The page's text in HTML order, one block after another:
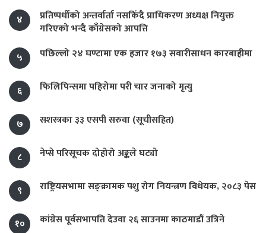
४
प्रतिष्पर्धीको अन्तर्वार्ता नसकिँदै प्राधिकरण अध्यक्ष नियुक्त
गरिएको भन्दै काँग्रेसको आपत्ति
५
पछिल्लो २४ घण्टामा एक हजार १७३ सवारीसाधन कारबाहीमा
६ फिलिपिन्समा पहिरोमा परी चार जनाको मृत्यु
७ सशस्त्रका ३३ एसपी सरुवा (सूचीसहित)
८ नेप्से परिसूचक दोहोरो अङ्कले घट्यो
९ राष्ट्रियसभामा सङ्क्रामक पशु रोग नियन्त्रण विधेयक, २०८३ पेस
१० कांग्रेस पूर्वसभापति देउवा २६ साउनमा काठमाडौं उत्रिने